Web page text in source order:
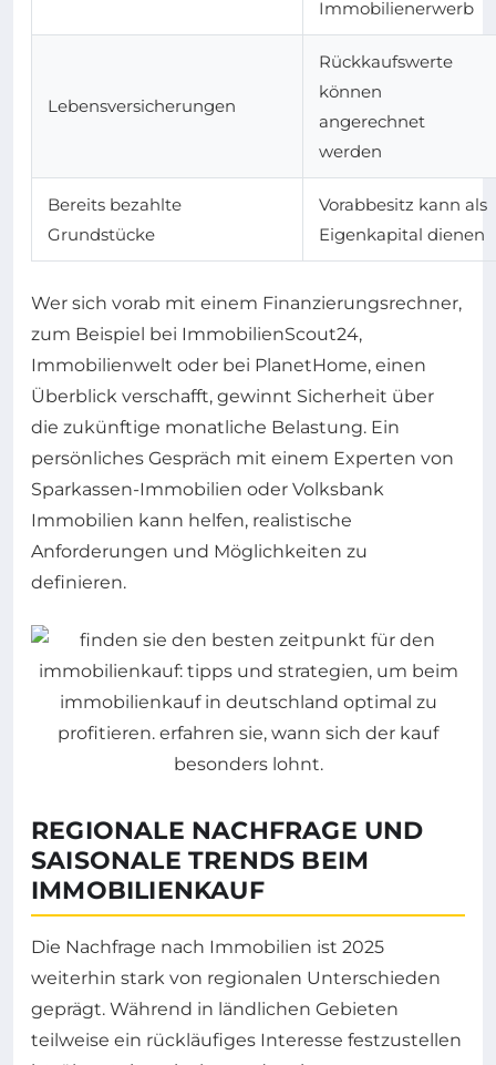
Immobilienerwerb
Lebensversicherungen
Rückkaufswerte
können
angerechnet
werden
Bereits bezahlte
Grundstücke
Vorabbesitz kann als
Eigenkapital dienen
Wer sich vorab mit einem Finanzierungsrechner,
zum Beispiel bei ImmobilienScout24,
Immobilienwelt oder bei PlanetHome, einen
Überblick verschafft, gewinnt Sicherheit über
die zukünftige monatliche Belastung. Ein
persönliches Gespräch mit einem Experten von
Sparkassen-Immobilien oder Volksbank
Immobilien kann helfen, realistische
Anforderungen und Möglichkeiten zu
definieren.
REGIONALE NACHFRAGE UND
SAISONALE TRENDS BEIM
IMMOBILIENKAUF
Die Nachfrage nach Immobilien ist 2025
weiterhin stark von regionalen Unterschieden
geprägt. Während in ländlichen Gebieten
teilweise ein rückläufiges Interesse festzustellen